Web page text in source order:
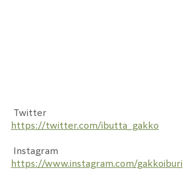
Twitter
https://twitter.com/ibutta_gakko
Instagram
https://www.instagram.com/gakkoiburi